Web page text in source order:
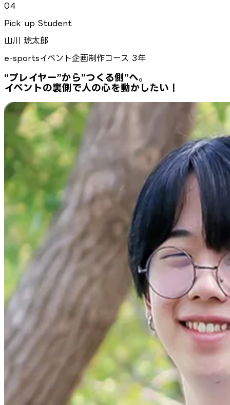
04
Pick up Student
山川 琥太郎
e-sportsイベント企画制作コース 3年
“プレイヤー”から”つくる側”へ。
イベントの裏側で人の心を動かしたい！